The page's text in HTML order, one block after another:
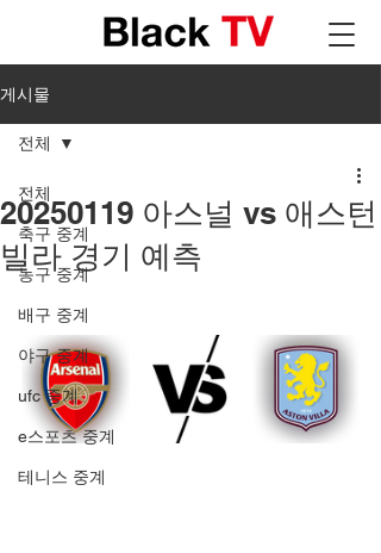
게시물
전체
축구 중계
농구 중계
배구 중계
야구 중계
ufc 중계
e스포츠 중계
테니스 중계
전체
20250119 아스널 vs 애스턴
빌라 경기 예측